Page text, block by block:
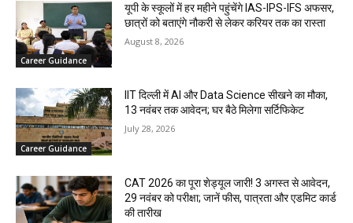
Career Guidance
यूपी के स्कूलों में हर महीने पहुंचेंगे IAS-IPS-IFS अफसर,
छात्रों को बताएंगे नौकरी से लेकर करियर तक का रास्ता
August 8, 2026
Career Guidance
IIT दिल्ली में AI और Data Science सीखने का मौका,
13 नवंबर तक आवेदन; घर बैठे मिलेगा सर्टिफिकेट
July 28, 2026
CAT 2026 का पूरा शेड्यूल जारी! 3 अगस्त से आवेदन,
29 नवंबर को परीक्षा; जानें फीस, पात्रता और एडमिट कार्ड
की तारीख